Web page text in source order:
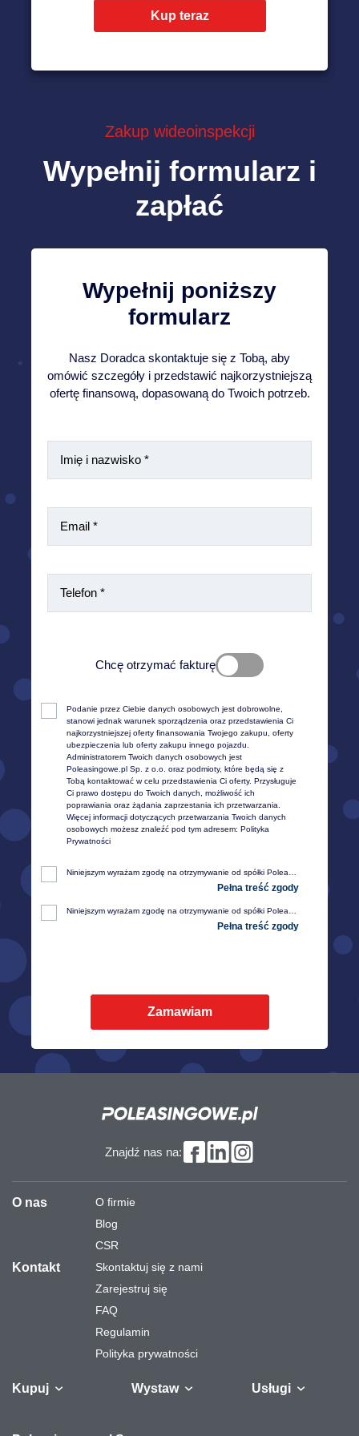
Kup teraz
Zakup wideoinspekcji
Wypełnij formularz i
zapłać
Wypełnij poniższy
formularz
Nasz Doradca skontaktuje się z Tobą, aby
omówić szczegóły i przedstawić najkorzystniejszą
ofertę finansową, dopasowaną do Twoich potrzeb.
Chcę otrzymać fakturę
Zgodnie z obowiązującym prawem aby wystawić fakturę
trzeba podać NIP przed transakcją.
W innym przypadku wystawienie jej nie będzie możliwe.
Podanie przez Ciebie danych osobowych jest dobrowolne,
stanowi jednak warunek sporządzenia oraz przedstawienia Ci
najkorzystniejszej oferty finansowania Twojego zakupu, oferty
ubezpieczenia lub oferty zakupu innego pojazdu.
Administratorem Twoich danych osobowych jest
Poleasingowe.pl Sp. z o.o. oraz podmioty, które będą się z
Tobą kontaktować w celu przedstawienia Ci oferty. Przysługuje
Ci prawo dostępu do Twoich danych, możliwość ich
poprawiania oraz żądania zaprzestania ich przetwarzania.
Więcej informacji dotyczących przetwarzania Twoich danych
osobowych możesz znaleźć pod tym adresem: Polityka
Prywatności
Zamawiam
Znajdź nas na:
Kupuj Wystaw Usługi
O nas
O firmie
Blog
CSR
Kontakt
Skontaktuj się z nami
Zarejestruj się
FAQ
Regulamin
Polityka prywatności